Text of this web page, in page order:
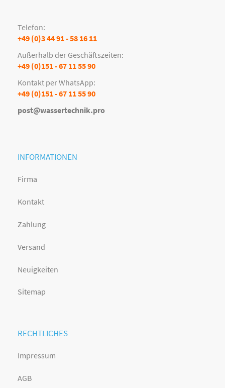
Telefon:
+49 (0)3 44 91 - 58 16 11
Außerhalb der Geschäftszeiten:
+49 (0)151 - 67 11 55 90
Kontakt per WhatsApp:
+49 (0)151 - 67 11 55 90
post@wassertechnik.pro
INFORMATIONEN
Firma
Kontakt
Zahlung
Versand
Neuigkeiten
Sitemap
RECHTLICHES
Impressum
AGB